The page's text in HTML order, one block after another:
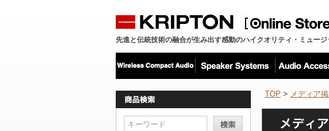
先進と伝統技術の融合が生み出す感動のハイクオリティ・ミュージ
TOP > メディア